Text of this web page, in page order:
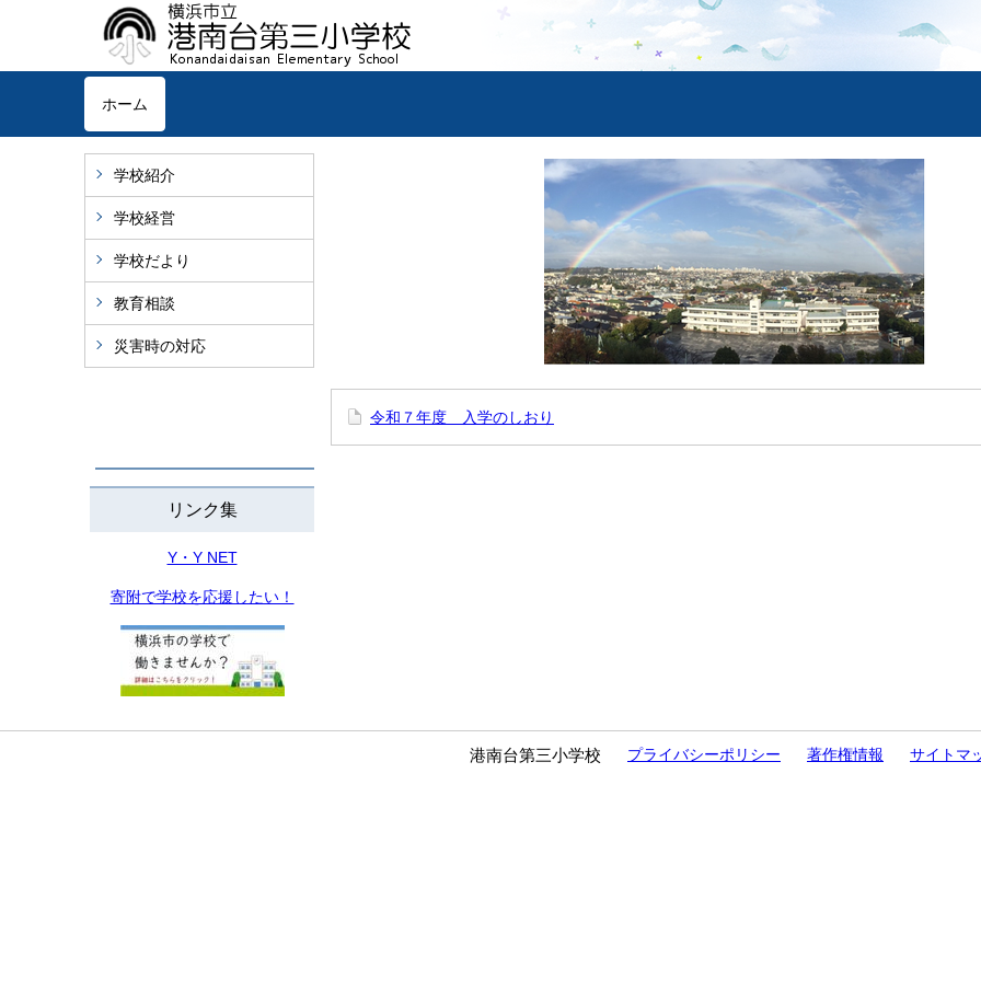
ホーム
学校紹介
学校経営
学校だより
教育相談
災害時の対応
リンク集
Y・Y NET
寄附で学校を応援したい！
令和７年度 入学のしおり
港南台第三小学校 プライバシーポリシー 著作権情報 サイトマ